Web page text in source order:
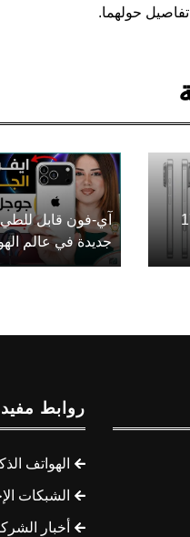
آي-فون 17
آي-فون قابل
جديدة في عالم
روابط
الهواتف
الشبكات
أخبار